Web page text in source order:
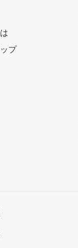
プ